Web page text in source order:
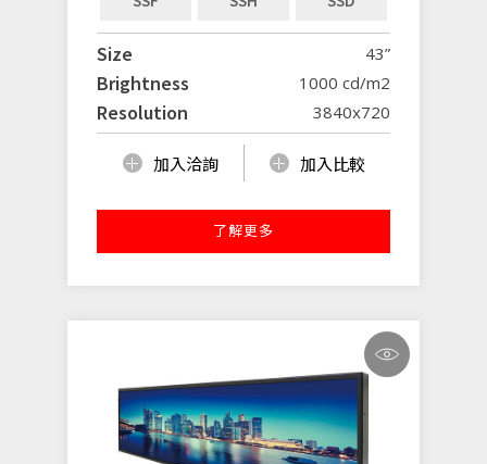
Size 43”
Brightness 1000 cd/m2
Resolution 3840x720
加入洽詢 加入比較
了解更多